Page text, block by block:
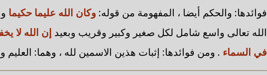
فوائدها: والحكم أيضا ، المفهومة من قوله: وكان الله عليما حكيما
الله تعالى واسع شامل لكل صغير وكبير وقريب وبعيد إن الله لا
في السماء . ومن فوائدها: إثبات هذين الاسمين لله ، وهما: العليم